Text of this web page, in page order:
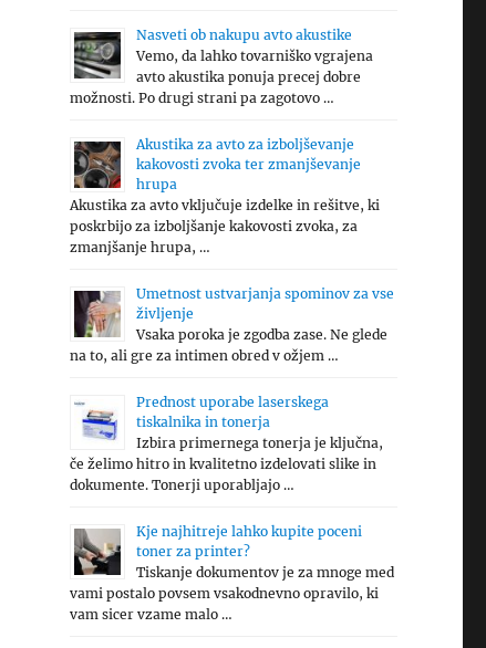
Nasveti ob nakupu avto akustike
Vemo, da lahko tovarniško vgrajena
avto akustika ponuja precej dobre
možnosti. Po drugi strani pa zagotovo …
Akustika za avto za izboljševanje
kakovosti zvoka ter zmanjševanje
hrupa
Akustika za avto vključuje izdelke in rešitve, ki
poskrbijo za izboljšanje kakovosti zvoka, za
zmanjšanje hrupa, …
Umetnost ustvarjanja spominov za vse
življenje
Vsaka poroka je zgodba zase. Ne glede
na to, ali gre za intimen obred v ožjem …
Prednost uporabe laserskega
tiskalnika in tonerja
Izbira primernega tonerja je ključna,
če želimo hitro in kvalitetno izdelovati slike in
dokumente. Tonerji uporabljajo …
Kje najhitreje lahko kupite poceni
toner za printer?
Tiskanje dokumentov je za mnoge med
vami postalo povsem vsakodnevno opravilo, ki
vam sicer vzame malo …